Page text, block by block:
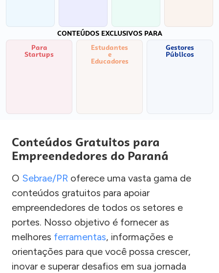
CONTEÚDOS EXCLUSIVOS PARA
Para
Startups
Estudantes
e
Educadores
Gestores
Públicos
Conteúdos Gratuitos para
Empreendedores do Paraná
O Sebrae/PR oferece uma vasta gama de
conteúdos gratuitos para apoiar
empreendedores de todos os setores e
portes. Nosso objetivo é fornecer as
melhores ferramentas, informações e
orientações para que você possa crescer,
inovar e superar desafios em sua jornada